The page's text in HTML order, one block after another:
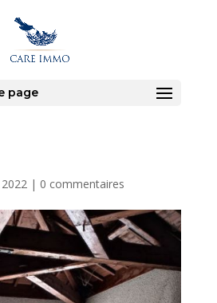
page
| 0 commentaires